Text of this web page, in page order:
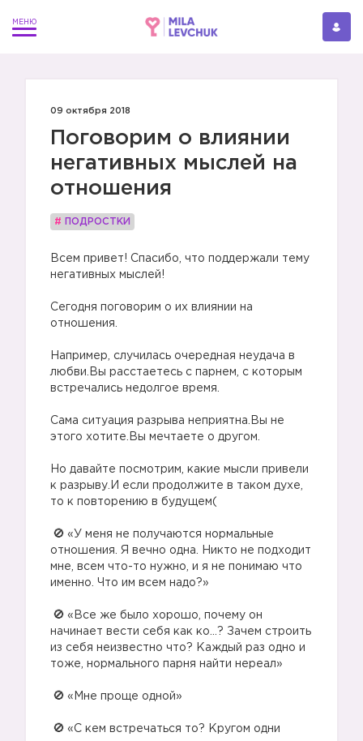
09 октября 2018
Поговорим о влиянии
негативных мыслей на
отношения
# ПОДРОСТКИ
Всем привет! Спасибо, что поддержали тему
негативных мыслей!
Сегодня поговорим о их влиянии на
отношения.
Например, случилась очередная неудача в
любви.Вы расстаетесь с парнем, с которым
встречались недолгое время.
Сама ситуация разрыва неприятна.Вы не
этого хотите.Вы мечтаете о другом.
Но давайте посмотрим, какие мысли привели
к разрыву.И если продолжите в таком духе,
то к повторению в будущем(
«У меня не получаются нормальные
отношения. Я вечно одна. Никто не подходит
мне, всем что-то нужно, и я не понимаю что
именно. Что им всем надо?»
«Все же было хорошо, почему он
начинает вести себя как ко…? Зачем строить
из себя неизвестно что? Каждый раз одно и
тоже, нормального парня найти нереал»
«Мне проще одной»
«С кем встречаться то? Кругом одни